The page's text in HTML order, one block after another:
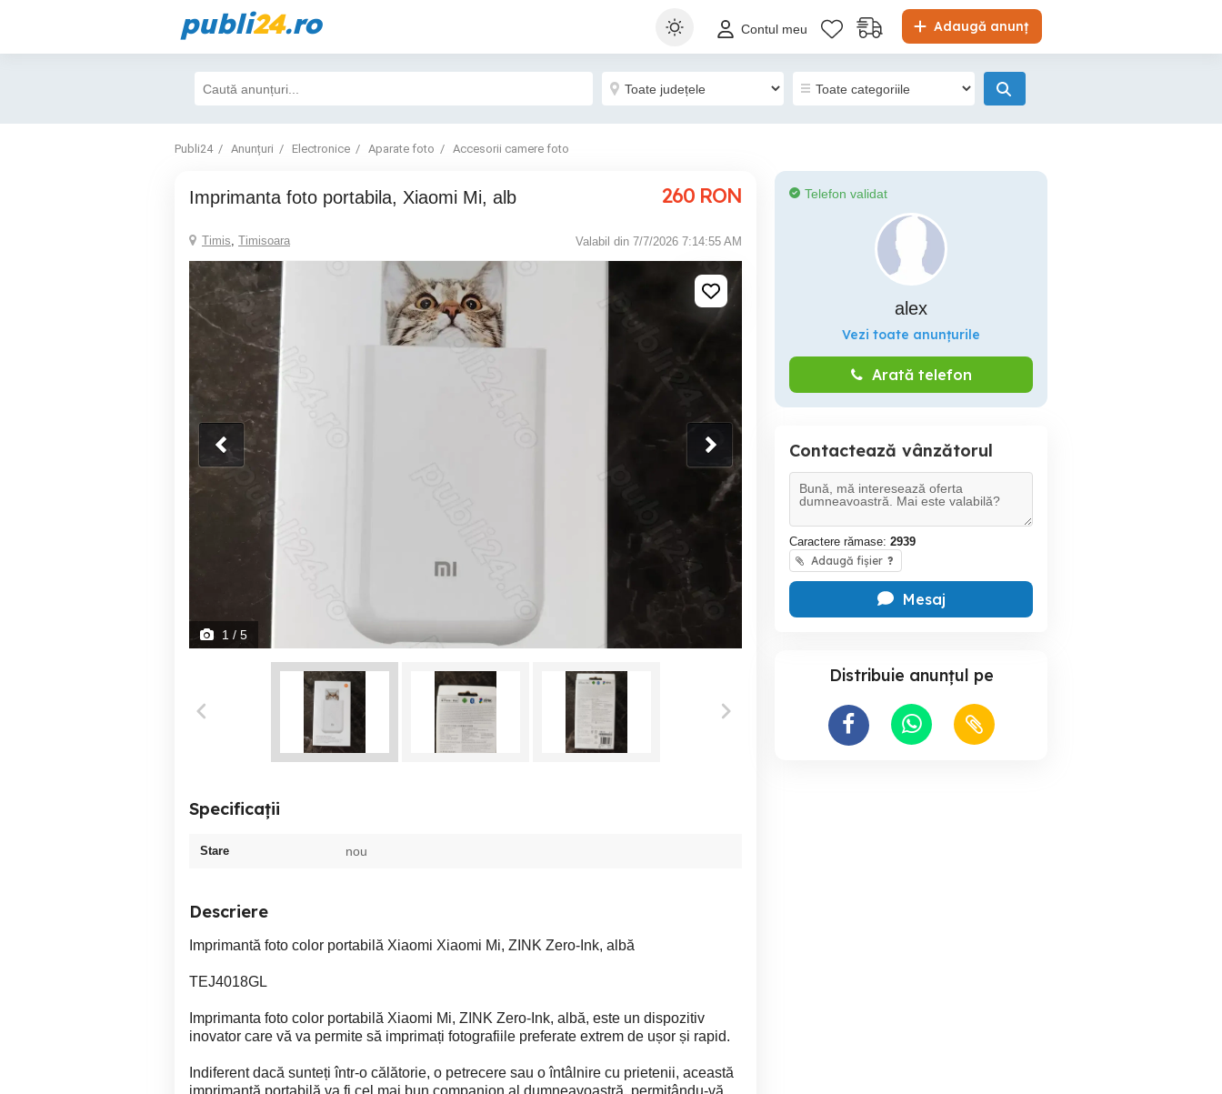
publi24.ro Adaugă anunț
Contul meu
Publi24 Anunțuri Electronice Aparate foto Accesorii camere foto
Imprimanta foto portabila, Xiaomi Mi, alb 260 RON
Timis, Timisoara Valabil din 7/7/2026 7:14:55 AM
1 / 5
Specificații
Stare nou
Descriere
Imprimantă foto color portabilă Xiaomi Xiaomi Mi, ZINK Zero-Ink, albă
TEJ4018GL
Imprimanta foto color portabilă Xiaomi Mi, ZINK Zero-Ink, albă, este un dispozitiv
inovator care vă va permite să imprimați fotografiile preferate extrem de ușor și rapid.
Indiferent dacă sunteți într-o călătorie, o petrecere sau o întâlnire cu prietenii, această
imprimantă portabilă va fi cel mai bun companion al dumneavoastră, permițându-vă
Telefon validat
alex
Vezi toate anunțurile
Arată telefon
Contactează vânzătorul
Caractere rămase: 2939
Adaugă fișier ?
Mesaj
Distribuie anunțul pe